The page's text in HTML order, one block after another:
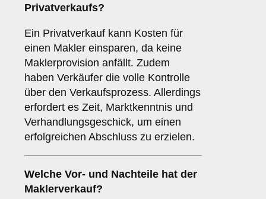
Privatverkaufs?
Ein Privatverkauf kann Kosten für
einen Makler einsparen, da keine
Maklerprovision anfällt. Zudem
haben Verkäufer die volle Kontrolle
über den Verkaufsprozess. Allerdings
erfordert es Zeit, Marktkenntnis und
Verhandlungsgeschick, um einen
erfolgreichen Abschluss zu erzielen.
Welche Vor- und Nachteile hat der
Maklerverkauf?